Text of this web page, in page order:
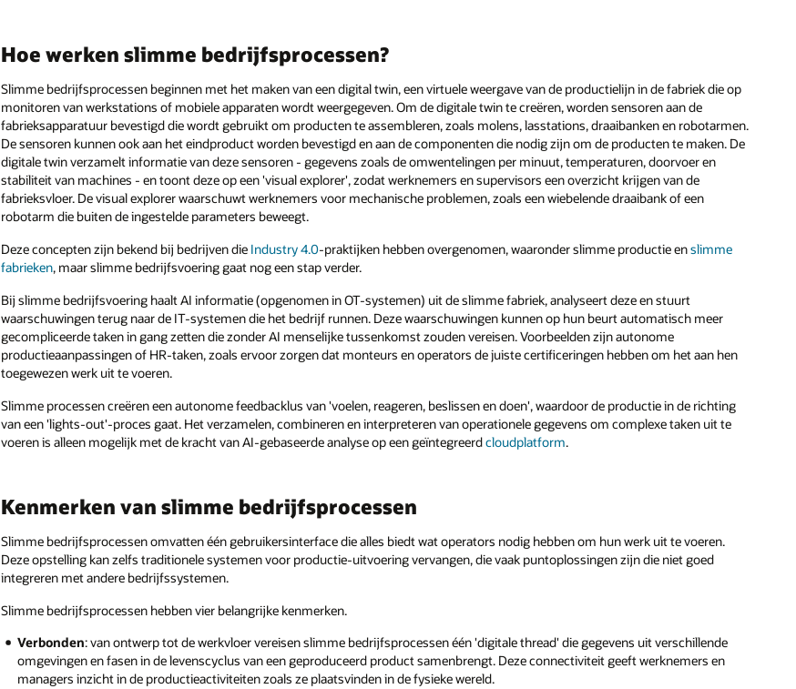
Hoe werken slimme bedrijfsprocessen?
Slimme bedrijfsprocessen beginnen met het maken van een digital twin, een virtuele weergave van de productielijn in de fabriek die op
monitoren van werkstations of mobiele apparaten wordt weergegeven. Om de digitale twin te creëren, worden sensoren aan de
fabrieksapparatuur bevestigd die wordt gebruikt om producten te assembleren, zoals molens, lasstations, draaibanken en robotarmen.
De sensoren kunnen ook aan het eindproduct worden bevestigd en aan de componenten die nodig zijn om de producten te maken. De
digitale twin verzamelt informatie van deze sensoren - gegevens zoals de omwentelingen per minuut, temperaturen, doorvoer en
stabiliteit van machines - en toont deze op een 'visual explorer', zodat werknemers en supervisors een overzicht krijgen van de
fabrieksvloer. De visual explorer waarschuwt werknemers voor mechanische problemen, zoals een wiebelende draaibank of een
robotarm die buiten de ingestelde parameters beweegt.
Deze concepten zijn bekend bij bedrijven die Industry 4.0-praktijken hebben overgenomen, waaronder slimme productie enslimme
fabrieken, maar slimme bedrijfsvoering gaat nog een stap verder.
Bij slimme bedrijfsvoering haalt AI informatie (opgenomen in OT-systemen) uit de slimme fabriek, analyseert deze en stuurt
waarschuwingen terug naar de IT-systemen die het bedrijf runnen. Deze waarschuwingen kunnen op hun beurt automatisch meer
gecompliceerde taken in gang zetten die zonder AI menselijke tussenkomst zouden vereisen. Voorbeelden zijn autonome
productieaanpassingen of HR-taken, zoals ervoor zorgen dat monteurs en operators de juiste certificeringen hebben om het aan hen
toegewezen werk uit te voeren.
Slimme processen creëren een autonome feedbacklus van 'voelen, reageren, beslissen en doen', waardoor de productie in de richting
van een 'lights-out'-proces gaat. Het verzamelen, combineren en interpreteren van operationele gegevens om complexe taken uit te
voeren is alleen mogelijk met de kracht van AI-gebaseerde analyse op een geïntegreerdcloudplatform.
Kenmerken van slimme bedrijfsprocessen
Slimme bedrijfsprocessen omvatten één gebruikersinterface die alles biedt wat operators nodig hebben om hun werk uit te voeren.
Deze opstelling kan zelfs traditionele systemen voor productie-uitvoering vervangen, die vaak puntoplossingen zijn die niet goed
integreren met andere bedrijfssystemen.
Slimme bedrijfsprocessen hebben vier belangrijke kenmerken.
Verbonden: van ontwerp tot de werkvloer vereisen slimme bedrijfsprocessen één 'digitale thread' die gegevens uit verschillende
omgevingen en fasen in de levenscyclus van een geproduceerd product samenbrengt. Deze connectiviteit geeft werknemers en
managers inzicht in de productieactiviteiten zoals ze plaatsvinden in de fysieke wereld.